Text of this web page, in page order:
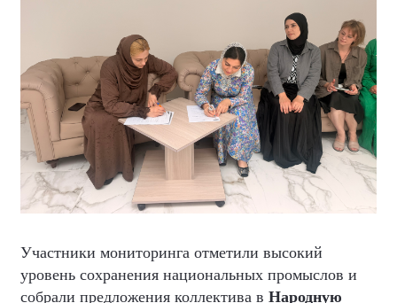
Участники мониторинга отметили высокий
уровень сохранения национальных промыслов и
собрали предложения коллектива в Народную